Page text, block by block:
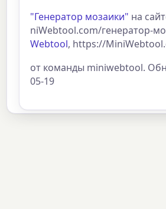
"Генератор мозаики" на
niWebtool.com/генератор-
Webtool, https://
от команды miniwebtool.
05-19